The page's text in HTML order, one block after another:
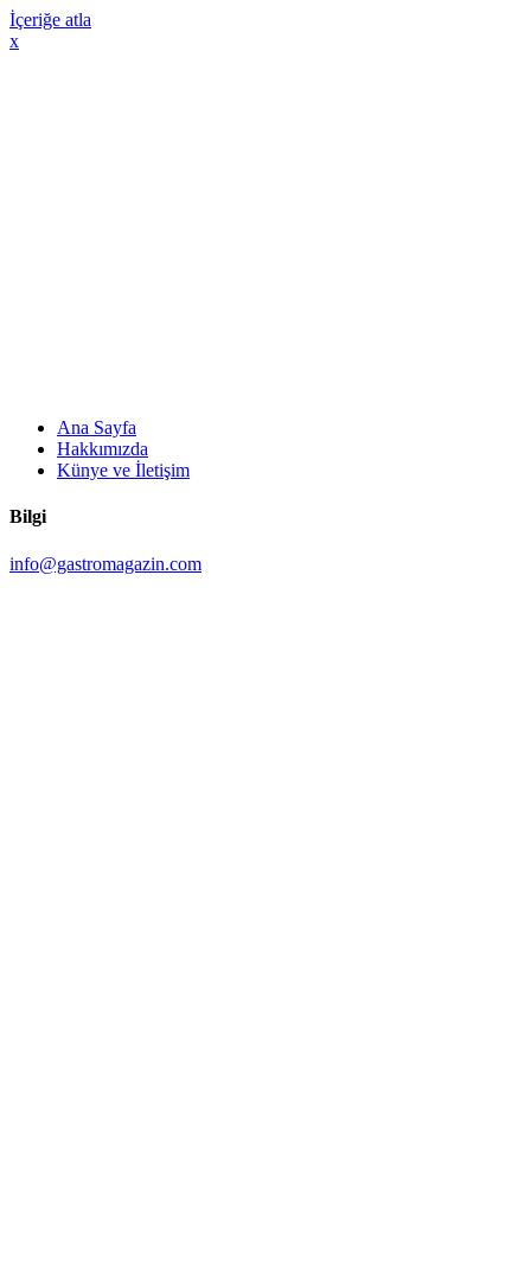
İçeriğe atla
x
Ana Sayfa
Hakkımızda
Künye ve İletişim
Bilgi
info@gastromagazin.com